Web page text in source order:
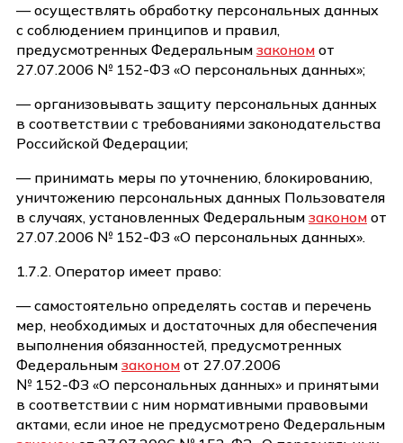
— осуществлять обработку персональных данных
с соблюдением принципов и правил,
предусмотренных Федеральным законом от
27.07.2006 № 152-ФЗ «О персональных данных»;
— организовывать защиту персональных данных
в соответствии с требованиями законодательства
Российской Федерации;
— принимать меры по уточнению, блокированию,
уничтожению персональных данных Пользователя
в случаях, установленных Федеральным законом от
27.07.2006 № 152-ФЗ «О персональных данных».
1.7.2. Оператор имеет право:
— самостоятельно определять состав и перечень
мер, необходимых и достаточных для обеспечения
выполнения обязанностей, предусмотренных
Федеральным законом от 27.07.2006
№ 152-ФЗ «О персональных данных» и принятыми
в соответствии с ним нормативными правовыми
актами, если иное не предусмотрено Федеральным